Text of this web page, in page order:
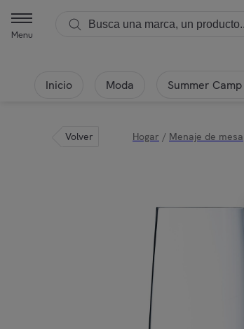
Menu
Inicio Moda Summer Camp
Volver Hogar / Menaje de mesa